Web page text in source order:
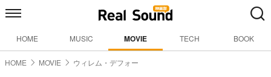
HOME MUSIC MOVIE TECH BOOK
HOME MOVIE ウィレム・デフォー